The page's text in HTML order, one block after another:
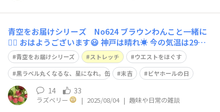
青空をお届けシリーズ No624 ブラウンわんこと一緒に
🐕‍🦺 おはようございます😃 神戸は晴れ☀️ 今の気温は29
度、予想最高気温は34度です🥵 今日のストレッチは、難
易度⭐️⭐️ 立ってでも座ってでも行って頂けます。 骨盤を立
てて、下腹を引き上げて背筋を伸ばします。 脚を肩幅に
開きます。
青空をお届けシリーズ ストレッチ
ウエストをほぐす
黒ラベル丸くなるな、星になれ。缶
末吉 ビヤホールの日
14 33
ラズベリー | 2025/08/04 | 趣味や日常の雑談